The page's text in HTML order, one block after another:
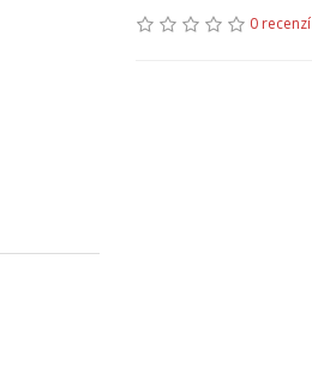
0 recenzí